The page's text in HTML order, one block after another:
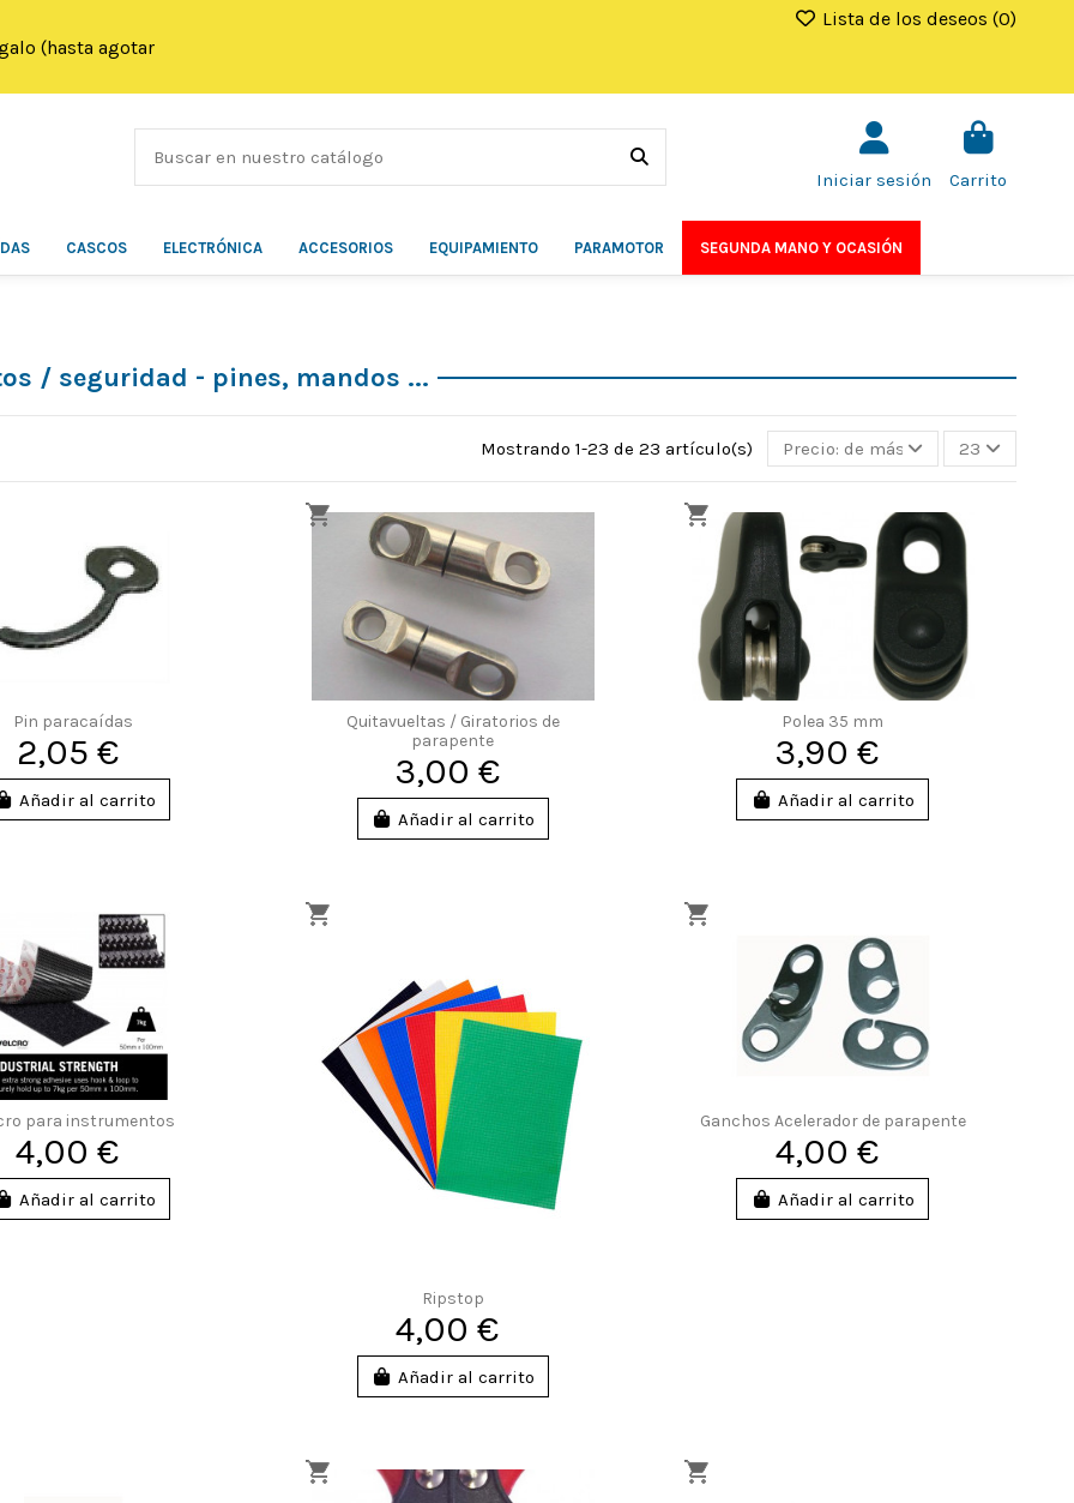
(hasta agotar
Lista de los deseos (0)
Iniciar sesión Carrito
CASCOS ELECTRÓNICA ACCESORIOS EQUIPAMIENTO PARAMOTOR SEGUNDA MANO Y OCASIÓN
/ seguridad - pines, mandos ...
Mostrando 1-23 de 23 artículo(s) Precio: de más bajo a más alto
23
Pin paracaídas
2,05 €
Añadir al carrito
Quitavueltas / Giratorios de
parapente
3,00 €
Añadir al carrito
Polea 35 mm
3,90 €
Añadir al carrito
para instrumentos
4,00 €
Añadir al carrito
Ripstop
4,00 €
Añadir al carrito
Ganchos Acelerador de parapente
4,00 €
Añadir al carrito